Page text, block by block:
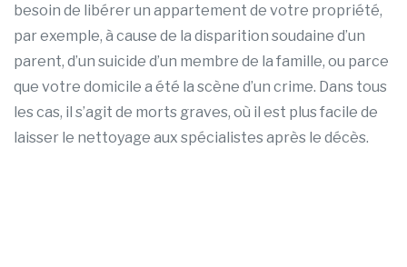
besoin de libérer un appartement de votre propriété,
par exemple, à cause de la disparition soudaine d’un
parent, d’un suicide d’un membre de la famille, ou parce
que votre domicile a été la scène d’un crime. Dans tous
les cas, il s’agit de morts graves, où il est plus facile de
laisser le nettoyage aux spécialistes après le décès.